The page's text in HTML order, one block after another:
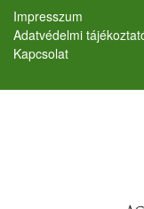
Lábléc
Impresszum
Adatvédelmi
Kapcsolat